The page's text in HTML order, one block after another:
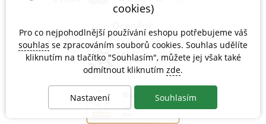
cookies)
Pro co nejpohodlnější používání eshopu potřebujeme váš
souhlas se zpracováním souborů cookies. Souhlas udělíte
kliknutím na tlačítko "Souhlasím", můžete jej však také
odmítnout kliknutím zde.
Nastavení Souhlasím